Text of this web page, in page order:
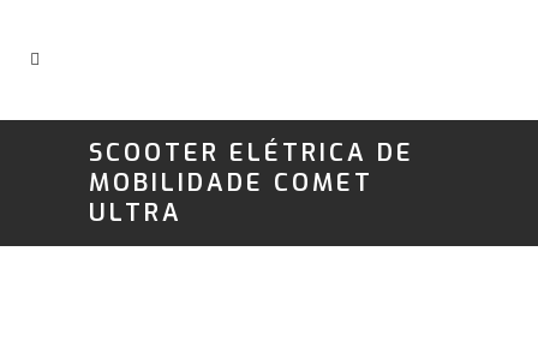
SCOOTER ELÉTRICA DE
MOBILIDADE COMET
ULTRA